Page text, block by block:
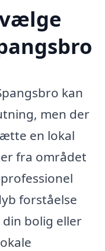
kan
men der
en lokal
fra området
forståelse
bolig eller